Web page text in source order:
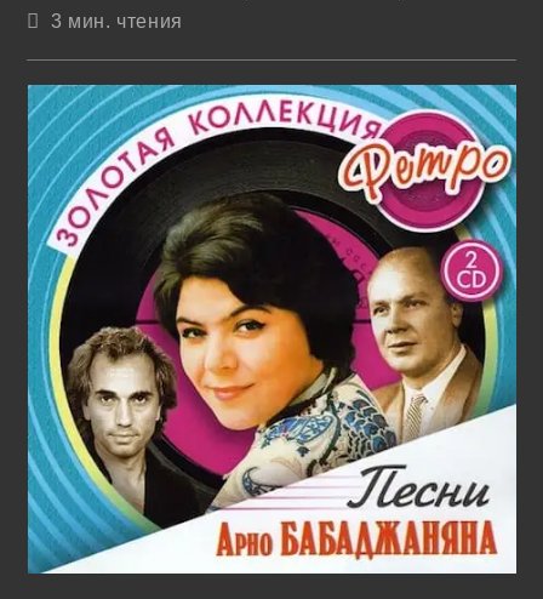
Время
3 мин. чтения